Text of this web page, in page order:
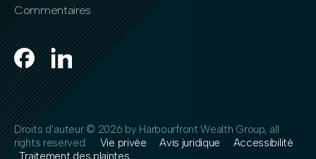
Commentaires
Droits d’auteur © 2026 by Harbourfront Wealth Group, all
rights reserved. Vie privée Avis juridique
Accessibilité
Traitement des plaintes